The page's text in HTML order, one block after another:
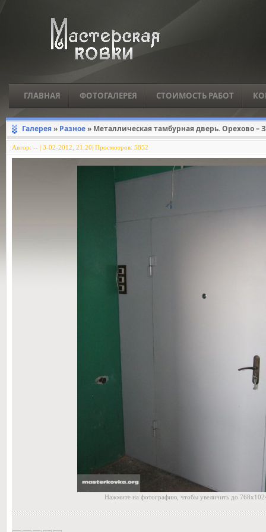
ГЛАВНАЯ ФОТОГАЛЕРЕЯ СТОИМОСТЬ РАБОТ
Галерея» Разное» Металлическая тамбурная дверь. Орехово –
Автор: -- | 3-02-2012, 21:20| Просмотров: 5852
Нажмите на фотографию, чтобы увеличить до